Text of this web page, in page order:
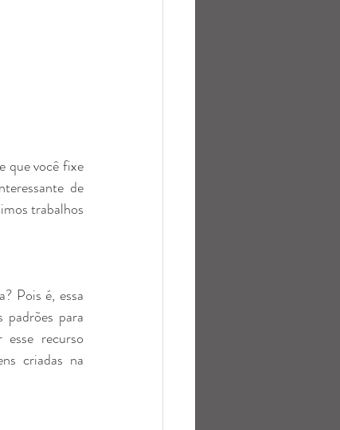
que você fixe
de
trabalhos
Pois é, essa
padrões para
recurso
criadas na